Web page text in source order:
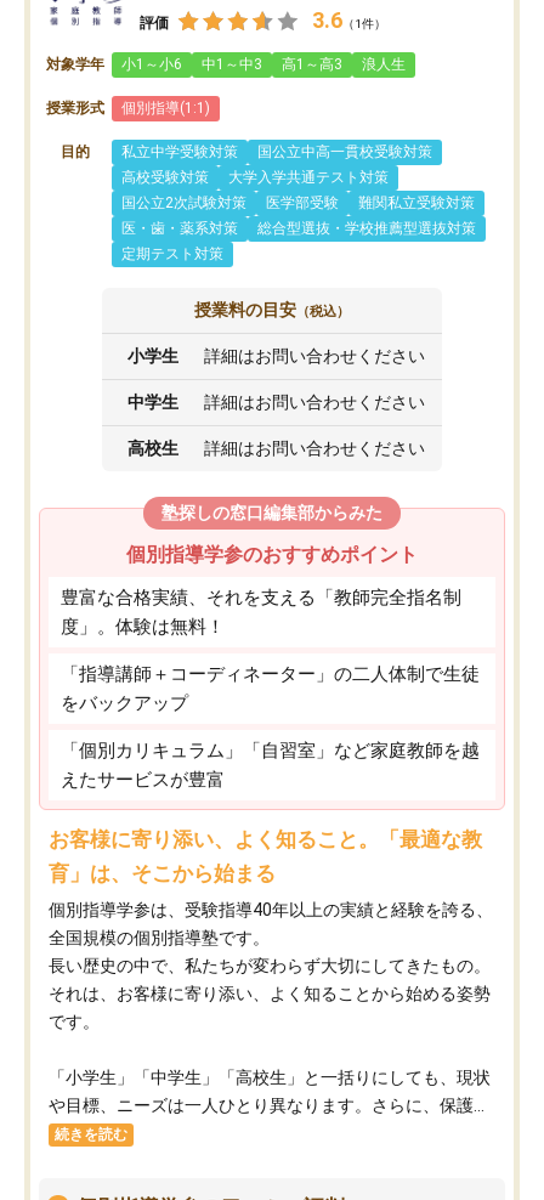
評価 3.6 （1件）
対象学年 小1～小6 中1～中3 高1～高3 浪人生
授業形式 個別指導(1:1)
目的 私立中学受験対策
国公立中高一貫校受験対策
高校受験対策
大学入学共通テスト対策
国公立2次試験対策
医学部受験
難関私立受験対策
医・歯・薬系対策
総合型選抜・学校推薦型選抜対策
定期テスト対策
授業料の目安 （税込）
小学生 詳細はお問い合わせください
中学生 詳細はお問い合わせください
高校生 詳細はお問い合わせください
塾探しの窓口編集部からみた
個別指導学参のおすすめポイント
豊富な合格実績、それを支える「教師完全指名制
度」。体験は無料！
「指導講師＋コーディネーター」の二人体制で生徒
をバックアップ
「個別カリキュラム」「自習室」など家庭教師を越
えたサービスが豊富
お客様に寄り添い、よく知ること。「最適な教
育」は、そこから始まる
個別指導学参は、受験指導40年以上の実績と経験を誇る、
全国規模の個別指導塾です。
長い歴史の中で、私たちが変わらず大切にしてきたもの。
それは、お客様に寄り添い、よく知ることから始める姿勢
です。
「小学生」「中学生」「高校生」と一括りにしても、現状
や目標、ニーズは一人ひとり異なります。さらに、保護...
続きを読む